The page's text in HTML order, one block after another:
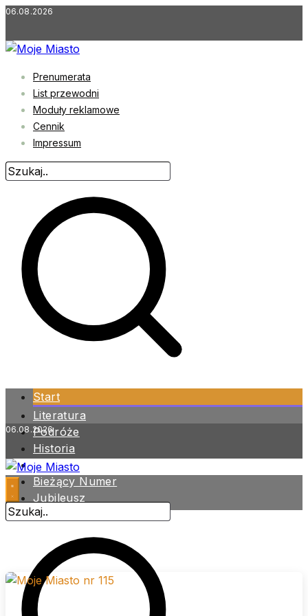
Przejdź
treści
06.08.2026
Prenumerata
List przewodni
Moduły reklamowe
Cennik
Impressum
Start
Literatura
Podróże
Historia
Zdrowie
Bieżący Numer
Jubileusz
Archiwum
06.08.2026